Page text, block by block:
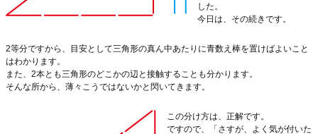
した。
今日は、その続きです。
2等分ですから、目安として三角形の真ん中あたりに青数え棒を置けばよいこと
はわかります。
また、2本とも三角形のどこかの辺と接触することも分かります。
そんな所から、薄々こうではないかと閃いてきます。
この分け方は、正解です。
ですので、「さすが、よく気が付いた